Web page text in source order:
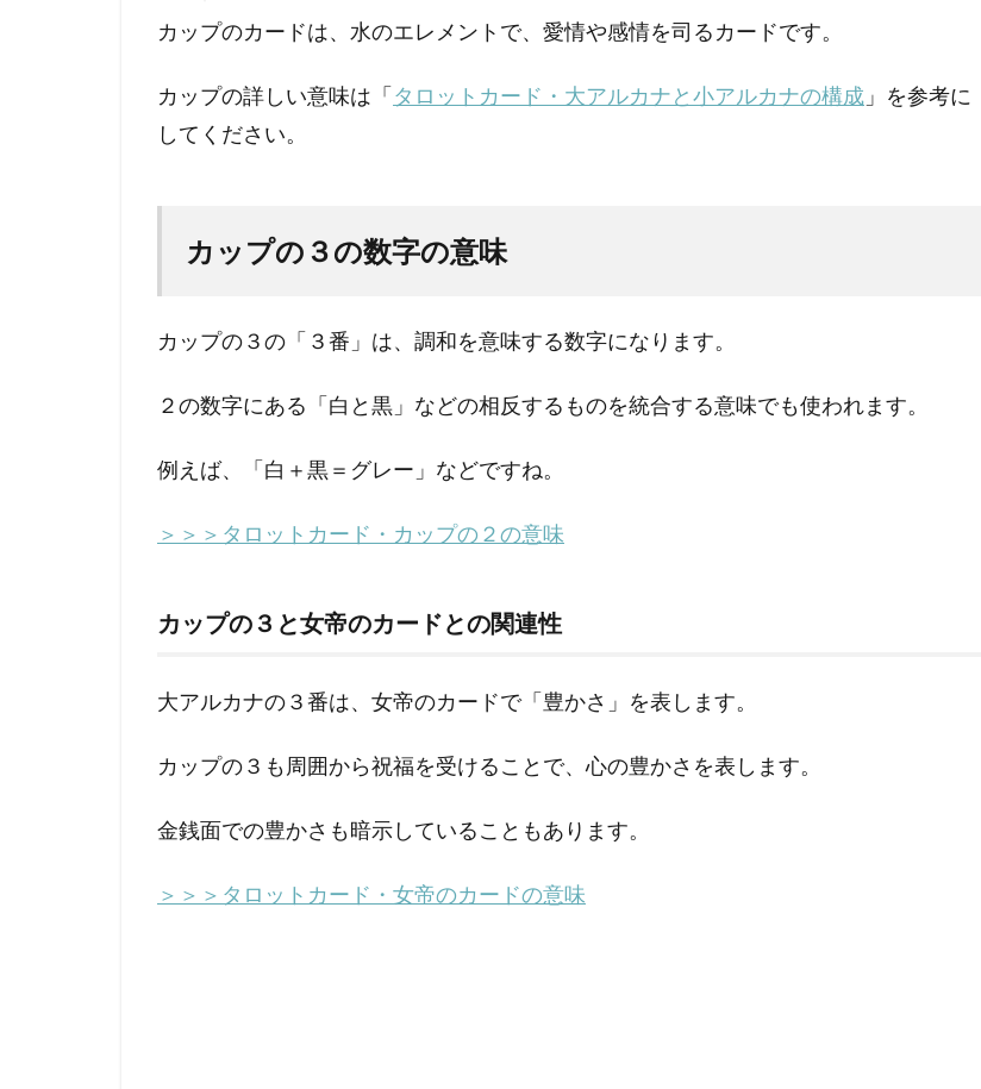
ワー
祝
喜び
ップ
相手
の気
ち・
愛・
2.1
３ 正
味
カッ
３ 逆
の意
カップのカードは、水のエレメントで、愛情や感情を司るカードです。
カップの詳しい意味は「 タロットカード・大アルカナと小アルカナの構成 」を参考に
してください。
カップの３の数字の意味
カップの３の「３番」は、調和を意味する数字になります。
２の数字にある「白と黒」などの相反するものを統合する意味でも使われます。
例えば、「白＋黒＝グレー」などですね。
＞＞＞タロットカード・カップの２の意味
カップの３と女帝のカードとの関連性
大アルカナの３番は、女帝のカードで「豊かさ」を表します。
カップの３も周囲から祝福を受けることで、心の豊かさを表します。
金銭面での豊かさも暗示していることもあります。
＞＞＞タロットカード・女帝のカードの意味